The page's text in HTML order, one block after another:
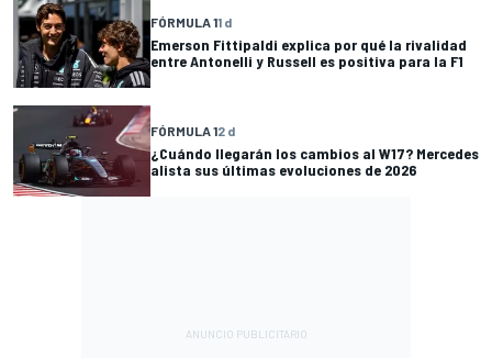
FÓRMULA 11 d
Emerson Fittipaldi explica por qué la rivalidad
entre Antonelli y Russell es positiva para la F1
FÓRMULA 12 d
¿Cuándo llegarán los cambios al W17? Mercedes
alista sus últimas evoluciones de 2026